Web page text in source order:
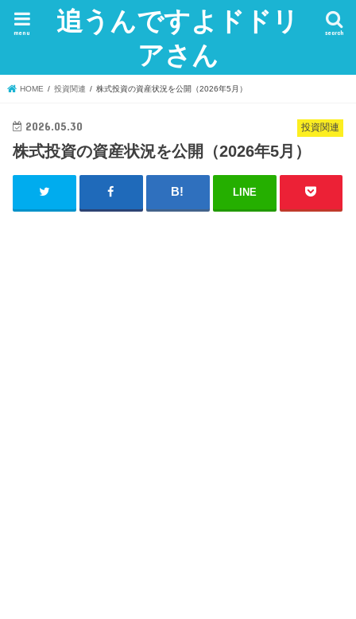
追うんですよドドリ
アさん
search
menu
HOME 投資関連 株式投資の資産状況を公開（2026年5月）
投資関連
2026.05.30
株式投資の資産状況を公開（2026年5月）
LINE